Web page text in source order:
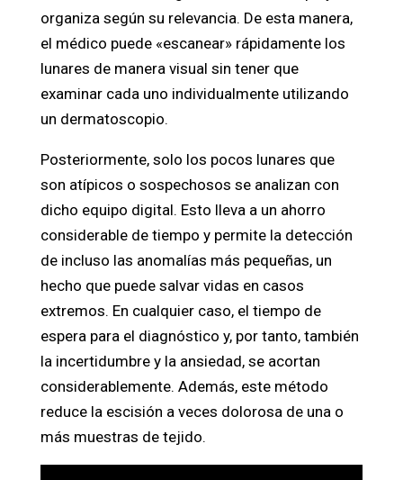
organiza según su relevancia. De esta manera,
el médico puede «escanear» rápidamente los
lunares de manera visual sin tener que
examinar cada uno individualmente utilizando
un dermatoscopio.
Posteriormente, solo los pocos lunares que
son atípicos o sospechosos se analizan con
dicho equipo digital. Esto lleva a un ahorro
considerable de tiempo y permite la detección
de incluso las anomalías más pequeñas, un
hecho que puede salvar vidas en casos
extremos. En cualquier caso, el tiempo de
espera para el diagnóstico y, por tanto, también
la incertidumbre y la ansiedad, se acortan
considerablemente. Además, este método
reduce la escisión a veces dolorosa de una o
más muestras de tejido.